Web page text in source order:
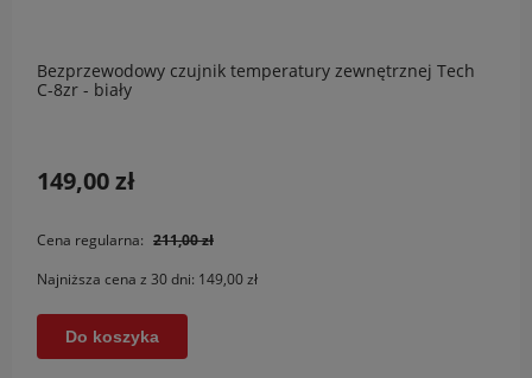
Bezprzewodowy czujnik temperatury zewnętrznej Tech
C-8zr - biały
149,00 zł
Cena regularna: 211,00 zł
Najniższa cena z 30 dni: 149,00 zł
Do koszyka